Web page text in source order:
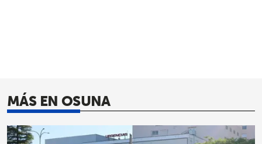
MÁS EN OSUNA